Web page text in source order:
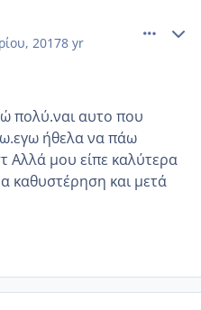
20178 yr
πολύ.ναι αυτο που
ήθελα να πάω
Αλλά μου είπε καλύτερα
καθυστέρηση και μετά